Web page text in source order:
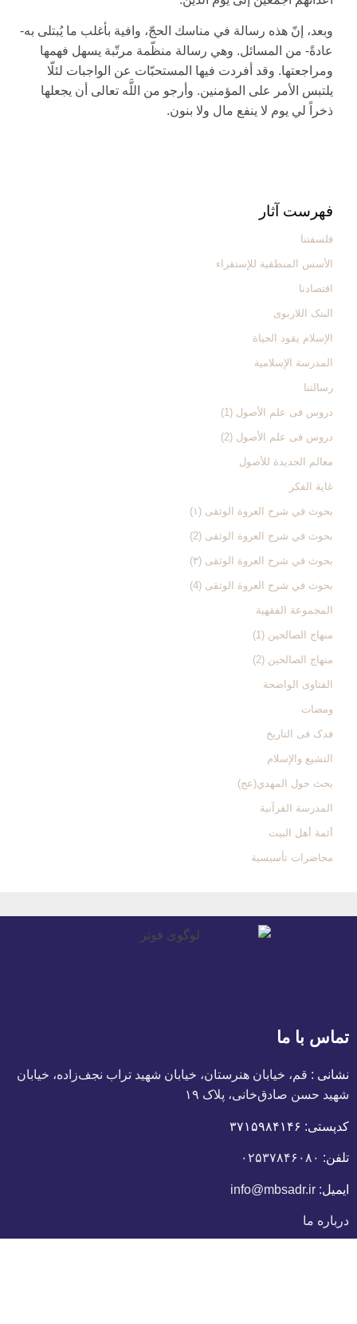
وبعد، إنّ هذه رسالة في مناسك الحجّ، وافية بأغلب ما يُبتلى به-
عادةً- من المسائل. وهي رسالة منظّمة مرتّبة يسهل فهمها
ومراجعتها. وقد أفردت فيها المستحبّات عن الواجبات لئلّا
يلتبس الأمر على المؤمنين. وأرجو من اللَّه تعالى أن يجعلها
ذخراً لي يوم لا ينفع مال ولا بنون.
فهرست آثار
فلسفتنا
الأسس المنطقیة للإستقراء
اقتصادنا
البنک اللاربوی
الإسلام یقود الحیاة
المدرسة الإسلامیة
رسالتنا
دروس فی علم الأصول (1)
دروس فی علم الأصول (2)
معالم الجدیدة للأصول
غایة الفکر
بحوث في شرح العروة الوثقی (۱)
بحوث في شرح العروة الوثقی (2)
بحوث في شرح العروة الوثقی (۳)
بحوث في شرح العروة الوثقی (4)
المجموعة الفقهیة
منهاج الصالحین (1)
منهاج الصالحین (2)
الفتاوی الواضحة
ومضات
فدک فی التاریخ
التشیع والإسلام
بحث حول المهدي(عج)
المدرسة القرآنیة
أئمة أهل البیت
محاضرات تأسیسیة
تماس با ما
نشانی : قم، خیابان هنرستان، خیابان شهید تراب نجف‌زاده، خیابان
شهید حسن صادق‌خانی، پلاک ١٩
کدپستی:
تلفن: ۰۲۵۳۷۸۴۶۰۸۰
ایمیل: info@mbsadr.ir
درباره ما